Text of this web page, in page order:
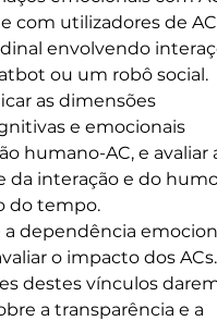
com utilizadores de
envolvendo
ou um robô social.
as dimensões
e emocionais
humano-AC, e avaliar
da interação e do
do tempo.
a dependência
o impacto dos
destes vínculos
a transparência e a